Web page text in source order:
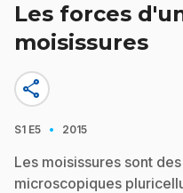
Les forces
moisissures
share
S1 E5 · 2015
Les moisissures sont
microscopiques